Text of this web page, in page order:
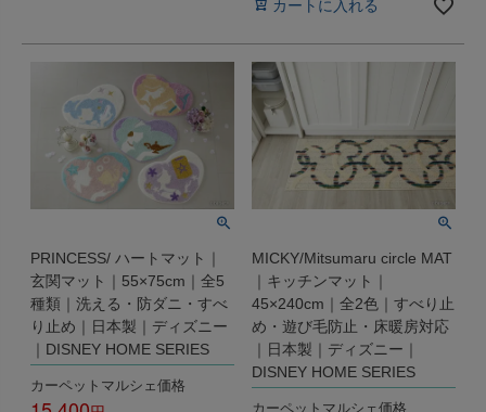
カートに入れる
PRINCESS/ ハートマット｜
玄関マット｜55×75cm｜全5
種類｜洗える・防ダニ・すべ
り止め｜日本製｜ディズニー
｜DISNEY HOME SERIES
カーペットマルシェ価格
MICKY/Mitsumaru circle MAT
｜キッチンマット｜
45×240cm｜全2色｜すべり止
め・遊び毛防止・床暖房対応
｜日本製｜ディズニー｜
DISNEY HOME SERIES
カーペットマルシェ価格